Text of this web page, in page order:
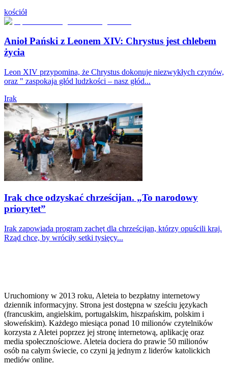
kościół
Anioł Pański z Leonem XIV: Chrystus jest chlebem
życia
Leon XIV przypomina, że Chrystus dokonuje niezwykłych czynów,
oraz " zaspokaja głód ludzkości – nasz głód...
Irak
Irak chce odzyskać chrześcijan. „To narodowy
priorytet”
Irak zapowiada program zachęt dla chrześcijan, którzy opuścili kraj.
Rząd chce, by wróciły setki tysięcy...
Uruchomiony w 2013 roku, Aleteia to bezpłatny internetowy
dziennik informacyjny. Strona jest dostępna w sześciu językach
(francuskim, angielskim, portugalskim, hiszpańskim, polskim i
słoweńskim). Każdego miesiąca ponad 10 milionów czytelników
korzysta z Aletei poprzez jej stronę internetową, aplikację oraz
media społecznościowe. Aleteia dociera do prawie 50 milionów
osób na całym świecie, co czyni ją jednym z liderów katolickich
mediów online.